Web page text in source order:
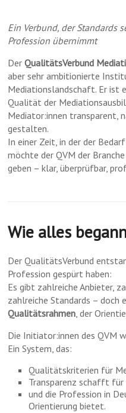
Ein Verbund, der Standards
Profession übernimmt
DerQualitätsVerbund
aber sehr ambitionierte
Mediationslandschaft. Er ist
Qualität der
Mediator:innen transparent,
gestalten.
In einer Zeit, in der der
möchte der QVM der
geben – klar, überprüfbar,
Wie alles
Der QualitätsVerbund
Profession gespürt haben:
Es gibt zahlreiche Anbieter,
zahlreiche Standards –
Qualitätsrahmen, der
Die Initiator:innen des QVM
Ein System, das:
Qualitätskriterien für
Transparenz schafft für
und die Profession in
Orientierung bietet.